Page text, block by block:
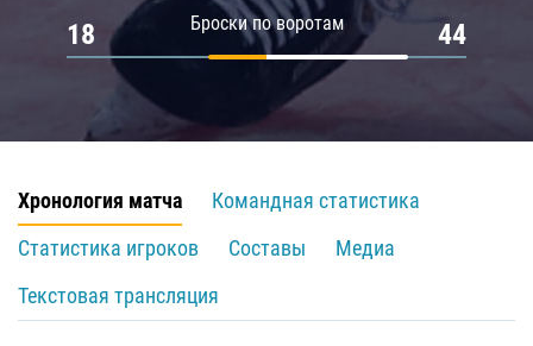
Броски по воротам
18 44
Хронология матча
Командная статистика
Статистика игроков
Составы
Медиа
Текстовая трансляция